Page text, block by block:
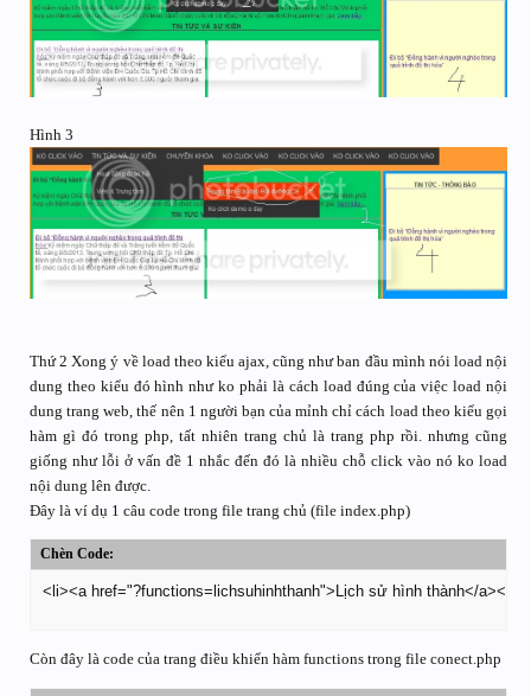
Hình 3
Thứ 2 Xong ý về load theo kiểu ajax, cũng như ban đầu mình nói load nội
dung theo kiểu đó hình như ko phải là cách load đúng của việc load nội
dung trang web, thế nên 1 người bạn của mỉnh chỉ cách load theo kiểu gọi
hàm gì đó trong php, tất nhiên trang chủ là trang php rồi. nhưng cũng
giống như lỗi ở vấn đề 1 nhắc đến đó là nhiều chỗ click vào nó ko load
nội dung lên được.
Đây là ví dụ 1 câu code trong file trang chủ (file index.php)
Chèn Code:
<li><a href="?functions=lichsuhinhthanh">Lịch sử hình thành</a></
Còn đây là code của trang điều khiển hàm functions trong file conect.php